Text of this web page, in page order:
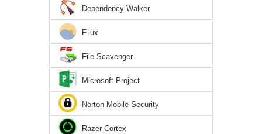
Dependency Walker
F.lux
File Scavenger
Microsoft Project
Norton Mobile Security
Razer Cortex